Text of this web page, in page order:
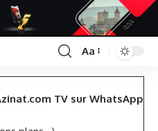
Font
Resizer
Aa
TV sur WhatsApp